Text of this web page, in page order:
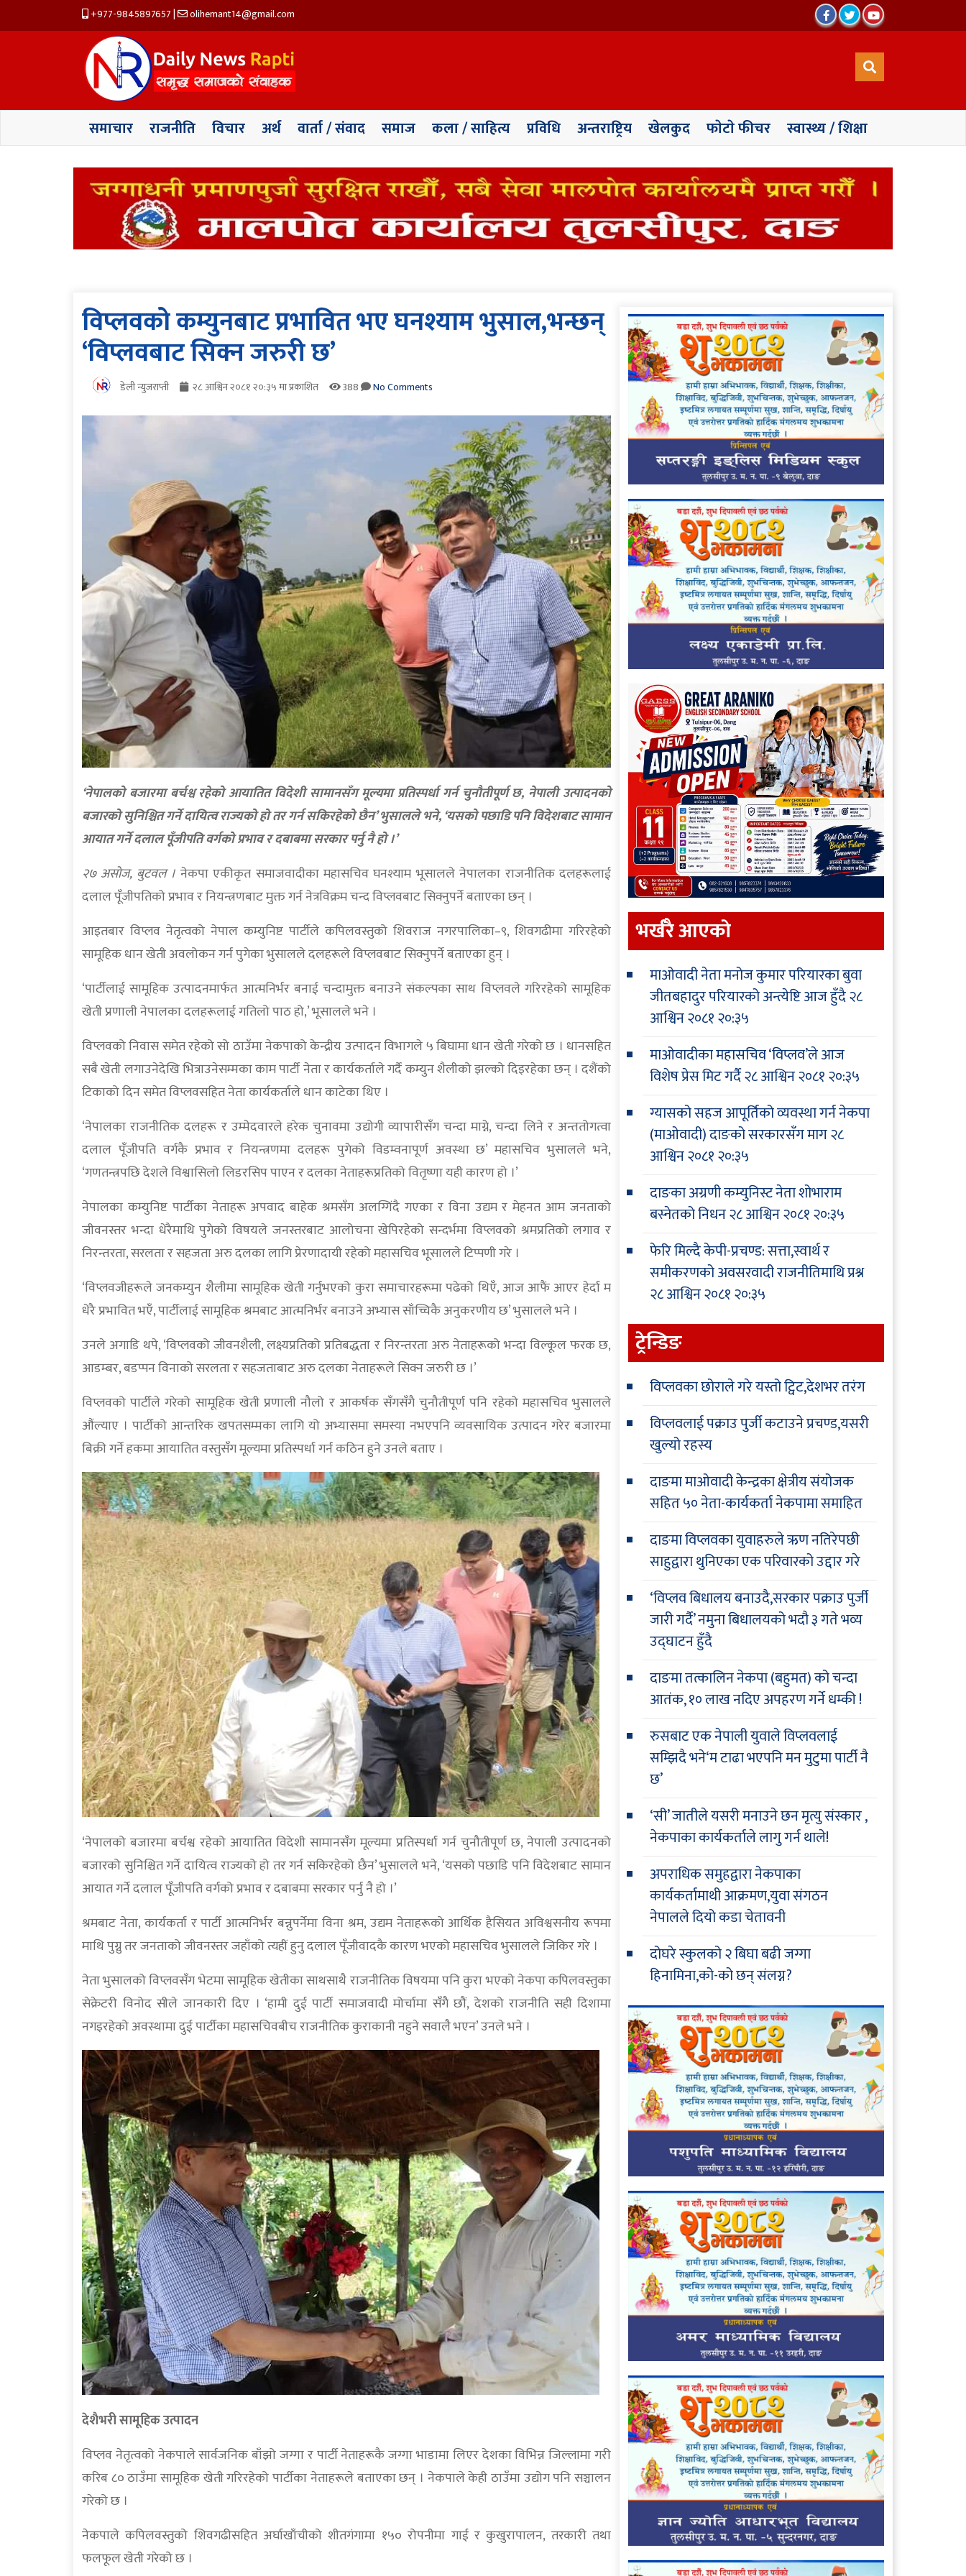
+977-9845897657| olihemant14@gmail.com
समाचार राजनीति विचार अर्थ वार्ता / संवाद समाज कला / साहित्य प्रविधि अन्तराष्ट्रिय खेलकुद फाेटाे फीचर स्वास्थ्य / शिक्षा
विप्लवको कम्युनबाट प्रभावित भए घनश्याम भुसाल,भन्छन्
‘विप्लवबाट सिक्न जरुरी छ’
डेली न्युजराप्ती २८ आश्विन २०८१ २०:३५ मा प्रकाशित 388 No Comments
‘नेपालको बजारमा बर्चश्व रहेको आयातित विदेशी सामानसँग मूल्यमा प्रतिस्पर्धा गर्न चुनौतीपूर्ण छ, नेपाली उत्पादनको
बजारको सुनिश्चित गर्ने दायित्व राज्यको हो तर गर्न सकिरहेको छैन’ भुसालले भने, ‘यसको पछाडि पनि विदेशबाट सामान
आयात गर्ने दलाल पूँजीपति वर्गको प्रभाव र दबाबमा सरकार पर्नु नै हो ।’
२७ असोज, बुटवल । नेकपा एकीकृत समाजवादीका महासचिव घनश्याम भूसालले नेपालका राजनीतिक दलहरूलाई
दलाल पूँजीपतिको प्रभाव र नियन्त्रणबाट मुक्त गर्न नेत्रविक्रम चन्द विप्लवबाट सिक्नुपर्ने बताएका छन् ।
आइतबार विप्लव नेतृत्वको नेपाल कम्युनिष्ट पार्टीले कपिलवस्तुको शिवराज नगरपालिका–९, शिवगढीमा गरिरहेको
सामूहिक धान खेती अवलोकन गर्न पुगेका भुसालले दलहरूले विप्लवबाट सिक्नुपर्ने बताएका हुन् ।
‘पार्टीलाई सामूहिक उत्पादनमार्फत आत्मनिर्भर बनाई चन्दामुक्त बनाउने संकल्पका साथ विप्लवले गरिरहेको सामूहिक
खेती प्रणाली नेपालका दलहरूलाई गतिलो पाठ हो,’ भूसालले भने ।
विप्लवको निवास समेत रहेको सो ठाउँमा नेकपाको केन्द्रीय उत्पादन विभागले ५ बिघामा धान खेती गरेको छ । धानसहित
सबै खेती लगाउनेदेखि भित्राउनेसम्मका काम पार्टी नेता र कार्यकर्ताले गर्दै कम्युन शैलीको झल्को दिइरहेका छन् । दशैंको
टिकाको दिन समेत विप्लवसहित नेता कार्यकर्ताले धान काटेका थिए ।
‘नेपालका राजनीतिक दलहरू र उम्मेदवारले हरेक चुनावमा उद्योगी व्यापारीसँग चन्दा माग्ने, चन्दा लिने र अन्ततोगत्वा
दलाल पूँजीपति वर्गकै प्रभाव र नियन्त्रणमा दलहरू पुगेको विडम्वनापूर्ण अवस्था छ’ महासचिव भुसालले भने,
‘गणतन्त्रपछि देशले विश्वासिलो लिडरसिप पाएन र दलका नेताहरूप्रतिको वितृष्णा यही कारण हो ।’
नेपालका कम्युनिष्ट पार्टीका नेताहरू अपवाद बाहेक श्रमसँग अलग्गिंदै गएका र विना उद्यम र मेहनत आम जनताको
जीवनस्तर भन्दा धेरैमाथि पुगेको विषयले जनस्तरबाट आलोचना खेपिरहेको सन्दर्भमा विप्लवको श्रमप्रतिको लगाव र
निरन्तरता, सरलता र सहजता अरु दलका लागि प्रेरणादायी रहेको महासचिव भूसालले टिप्पणी गरे ।
‘विप्लवजीहरूले जनकम्युन शैलीमा सामूहिक खेती गर्नुभएको कुरा समाचारहरूमा पढेको थिएँ, आज आफैं आएर हेर्दा म
धेरै प्रभावित भएँ, पार्टीलाई सामूहिक श्रमबाट आत्मनिर्भर बनाउने अभ्यास साँच्चिकै अनुकरणीय छ’ भुसालले भने ।
उनले अगाडि थपे, ‘विप्लवको जीवनशैली, लक्ष्यप्रतिको प्रतिबद्धता र निरन्तरता अरु नेताहरूको भन्दा विल्कूल फरक छ,
आडम्बर, बडप्पन विनाको सरलता र सहजताबाट अरु दलका नेताहरूले सिक्न जरुरी छ ।’
विप्लवको पार्टीले गरेको सामूहिक खेती प्रणाली नौलो र आकर्षक सँगसँगै चुनौतीपूर्ण पनि रहेको महासचिव भुसालले
औंल्याए । पार्टीको आन्तरिक खपतसम्मका लागि यो अभ्यासमा समस्या नभएपनि व्यवसायिक उत्पादन गरेर बजारमा
बिक्री गर्ने हकमा आयातित वस्तुसँग मूल्यमा प्रतिस्पर्धा गर्न कठिन हुने उनले बताए ।
‘नेपालको बजारमा बर्चश्व रहेको आयातित विदेशी सामानसँग मूल्यमा प्रतिस्पर्धा गर्न चुनौतीपूर्ण छ, नेपाली उत्पादनको
बजारको सुनिश्चित गर्ने दायित्व राज्यको हो तर गर्न सकिरहेको छैन’ भुसालले भने, ‘यसको पछाडि पनि विदेशबाट सामान
आयात गर्ने दलाल पूँजीपति वर्गको प्रभाव र दबाबमा सरकार पर्नु नै हो ।’
श्रमबाट नेता, कार्यकर्ता र पार्टी आत्मनिर्भर बन्नुपर्नेमा विना श्रम, उद्यम नेताहरूको आर्थिक हैसियत अविश्वसनीय रूपमा
माथि पुग्नु तर जनताको जीवनस्तर जहाँको त्यहीं हुनु दलाल पूँजीवादकै कारण भएको महासचिव भुसालले जिकिर गरे ।
नेता भुसालको विप्लवसँग भेटमा सामूहिक खेतीका साथसाथै राजनीतिक विषयमा पनि कुरा भएको नेकपा कपिलवस्तुका
सेक्रेटरी विनोद सीले जानकारी दिए । ‘हामी दुई पार्टी समाजवादी मोर्चामा सँगै छौं, देशको राजनीति सही दिशामा
नगइरहेको अवस्थामा दुई पार्टीका महासचिवबीच राजनीतिक कुराकानी नहुने सवालै भएन’ उनले भने ।
देशैभरी सामूहिक उत्पादन
विप्लव नेतृत्वको नेकपाले सार्वजनिक बाँझो जग्गा र पार्टी नेताहरूकै जग्गा भाडामा लिएर देशका विभिन्न जिल्लामा गरी
करिब ८० ठाउँमा सामूहिक खेती गरिरहेको पार्टीका नेताहरूले बताएका छन् । नेकपाले केही ठाउँमा उद्योग पनि सञ्चालन
गरेको छ ।
नेकपाले कपिलवस्तुको शिवगढीसहित अर्घाखाँचीको शीतगंगामा १५० रोपनीमा गाई र कुखुरापालन, तरकारी तथा
फलफूल खेती गरेको छ ।
भर्खरै आएकाे
माओवादी नेता मनोज कुमार परियारका बुवा
जीतबहादुर परियारको अन्त्येष्टि आज हुँदै२८
आश्विन २०८१ २०:३५
माओवादीका महासचिव ‘विप्लव’ले आज
विशेष प्रेस मिट गर्दै२८ आश्विन २०८१ २०:३५
ग्यासको सहज आपूर्तिको व्यवस्था गर्न नेकपा
(माओवादी) दाङको सरकारसँग माग२८
आश्विन २०८१ २०:३५
दाङका अग्रणी कम्युनिस्ट नेता शोभाराम
बस्नेतको निधन२८ आश्विन २०८१ २०:३५
फेरि मिल्दै केपी-प्रचण्ड: सत्ता,स्वार्थ र
समीकरणको अवसरवादी राजनीतिमाथि प्रश्न
२८ आश्विन २०८१ २०:३५
ट्रेन्डिङ
विप्लवका छोराले गरे यस्तो ट्विट,देशभर तरंग
विप्लवलाई पक्राउ पुर्जी कटाउने प्रचण्ड,यसरी
खुल्यो रहस्य
दाङमा माओवादी केन्द्रका क्षेत्रीय संयोजक
सहित ५० नेता-कार्यकर्ता नेकपामा समाहित
दाङमा विप्लवका युवाहरुले ऋण नतिरेपछी
साहुद्वारा थुनिएका एक परिवारको उद्दार गरे
‘विप्लव बिधालय बनाउदै,सरकार पक्राउ पुर्जी
जारी गर्दै’ नमुना बिधालयको भदौ ३ गते भव्य
उद्घाटन हुँदै
दाङमा तत्कालिन नेकपा (बहुमत) को चन्दा
आतंक, १० लाख नदिए अपहरण गर्ने धम्की !
रुसबाट एक नेपाली युवाले विप्लवलाई
सम्झिदै भने‘म टाढा भएपनि मन मुटुमा पार्टी नै
छ’
‘सी’ जातीले यसरी मनाउने छन मृत्यु संस्कार ,
नेकपाका कार्यकर्ताले लागु गर्न थाले!
अपराधिक समुहद्वारा नेकपाका
कार्यकर्तामाथी आक्रमण,युवा संगठन
नेपालले दियो कडा चेतावनी
दोघरे स्कुलको २ बिघा बढी जग्गा
हिनामिना,को-को छन् संलग्न?